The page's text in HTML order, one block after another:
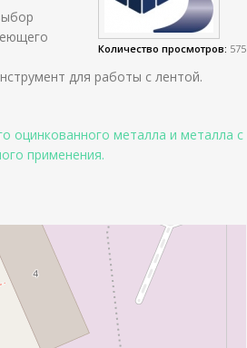
Количество просмотров: 575
для работы с лентой.
оцинкованного металла и металла с
применения.